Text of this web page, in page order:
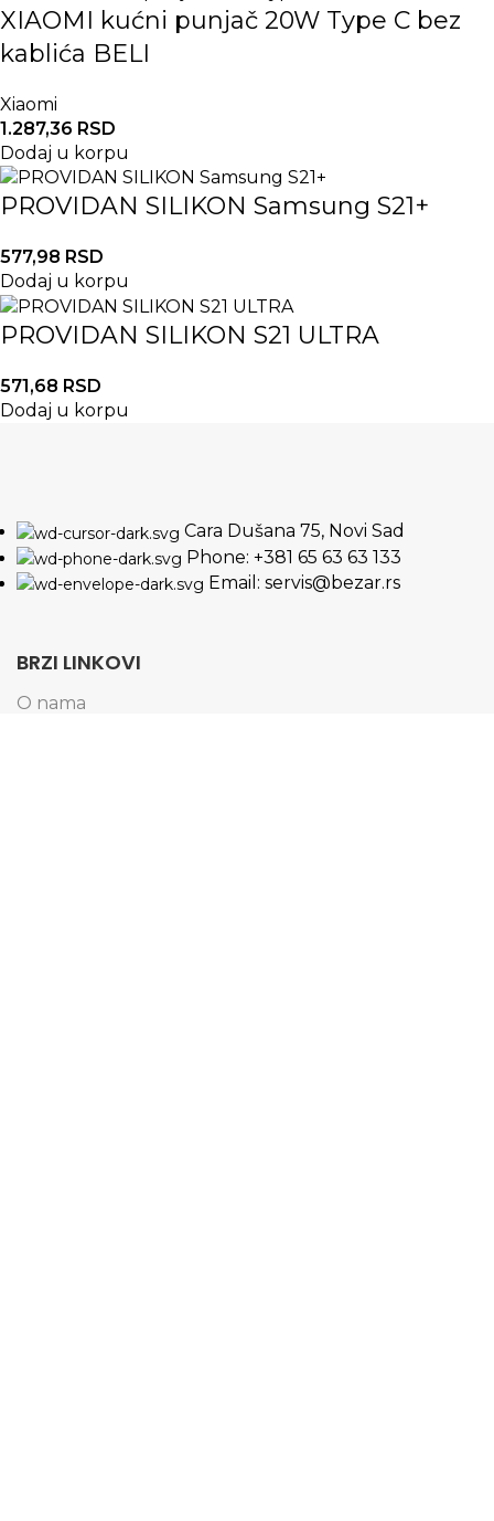
XIAOMI kućni punjač 20W Type C bez
kablića BELI
Xiaomi
1.287,36 RSD
Dodaj u korpu
PROVIDAN SILIKON Samsung S21+
577,98 RSD
Dodaj u korpu
PROVIDAN SILIKON S21 ULTRA
571,68 RSD
Dodaj u korpu
Cara Dušana 75, Novi Sad
Phone: +381 65 63 63 133
Email: servis@bezar.rs
BRZI LINKOVI
O nama